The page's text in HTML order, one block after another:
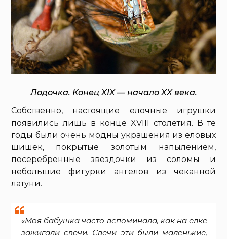
Лодочка. Конец XIX — начало XX века.
Собственно, настоящие елочные игрушки
появились лишь в конце XVIII столетия. В те
годы были очень модны украшения из еловых
шишек, покрытые золотым напылением,
посеребрённые звёздочки из соломы и
небольшие фигурки ангелов из чеканной
латуни.
«Моя бабушка часто вспоминала, как на елке
зажигали свечи. Свечи эти были маленькие,